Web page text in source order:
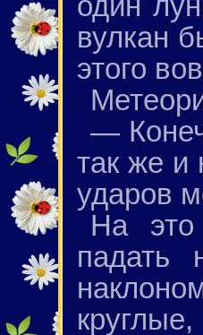
вулкан
этого
—
так же и
ударов
На это
падать